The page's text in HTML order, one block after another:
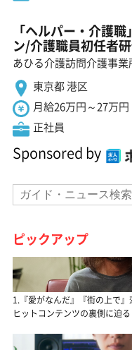
「ヘルパー・介護
ン/介護職員初任者
あひる介護訪問介護事業
東京都 港区
月給26万円～27万円
正社員
Sponsored by
ピックアップ
1.『愛がなんだ』『街の上で
ヒットコンテンツの裏側に迫る